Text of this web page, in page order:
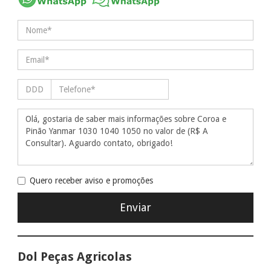
Quero receber aviso e promoções
Dol Peças Agricolas